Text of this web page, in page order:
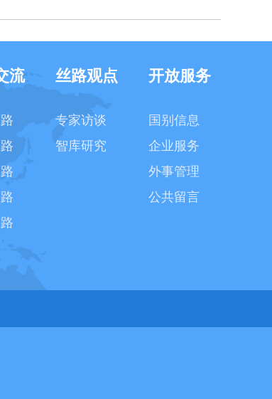
流 丝路观点
专家访谈
智库研究
开放服务
国别信息
企业服务
外事管理
公共留言